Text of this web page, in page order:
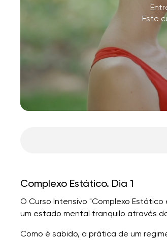
Este
Complexo Estático. Dia 1
O Curso Intensivo "Complexo
um estado mental tranquilo através
Como é sabido, a prática de um